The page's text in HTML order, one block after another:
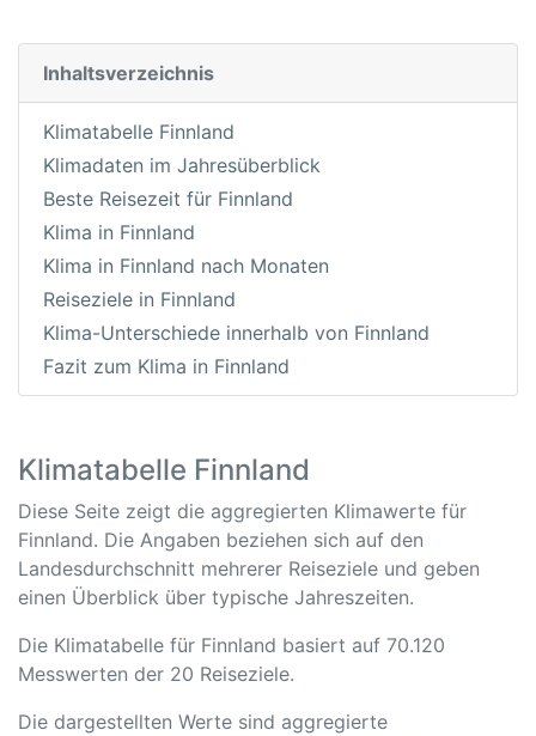
Inhaltsverzeichnis
Klimatabelle Finnland
Klimadaten im Jahresüberblick
Beste Reisezeit für Finnland
Klima in Finnland
Klima in Finnland nach Monaten
Reiseziele in Finnland
Klima-Unterschiede innerhalb von Finnland
Fazit zum Klima in Finnland
Klimatabelle Finnland
Diese Seite zeigt die aggregierten Klimawerte für
Finnland. Die Angaben beziehen sich auf den
Landesdurchschnitt mehrerer Reiseziele und geben
einen Überblick über typische Jahreszeiten.
Die Klimatabelle für Finnland basiert auf 70.120
Messwerten der 20 Reiseziele.
Die dargestellten Werte sind aggregierte